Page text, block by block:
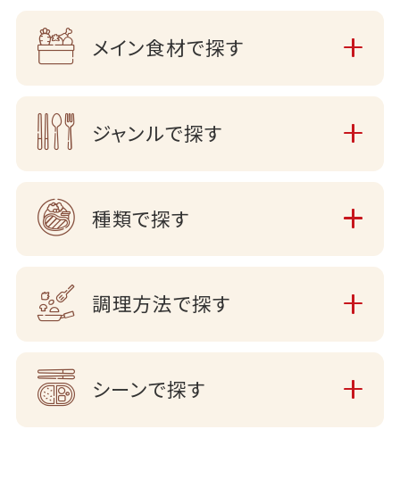
メイン食材で探す
ジャンルで探す
種類で探す
調理方法で探す
シーンで探す